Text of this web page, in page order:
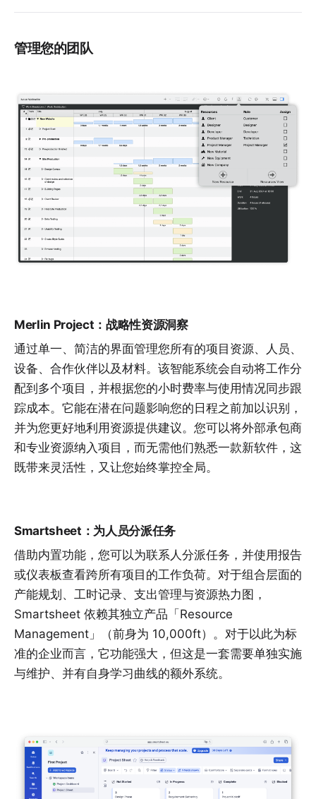
管理您的团队
Merlin Project：战略性资源洞察
通过单一、简洁的界面管理您所有的项目资源、人员、
设备、合作伙伴以及材料。该智能系统会自动将工作分
配到多个项目，并根据您的小时费率与使用情况同步跟
踪成本。它能在潜在问题影响您的日程之前加以识别，
并为您更好地利用资源提供建议。您可以将外部承包商
和专业资源纳入项目，而无需他们熟悉一款新软件，这
既带来灵活性，又让您始终掌控全局。
Smartsheet：为人员分派任务
借助内置功能，您可以为联系人分派任务，并使用报告
或仪表板查看跨所有项目的工作负荷。对于组合层面的
产能规划、工时记录、支出管理与资源热力图，
Smartsheet 依赖其独立产品「Resource
Management」（前身为 10,000ft）。对于以此为标
准的企业而言，它功能强大，但这是一套需要单独实施
与维护、并有自身学习曲线的额外系统。